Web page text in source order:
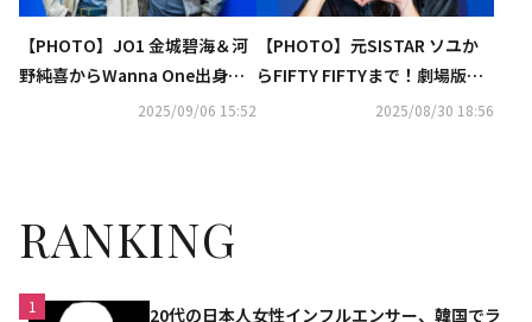
【PHOTO】JO1 金城碧海＆河
野純喜からWanna One出身
ハ・ソンウンまで「ソウルファ
2025/09/06 15:52
【PHOTO】元SISTAR ソユか
らFIFTY FIFTYまで！劇場版
「鬼滅の刃」レッドカーペット
2025/08/30 18:56
RANKING
1
20代の日本人女性インフルエンサー、韓国でラ